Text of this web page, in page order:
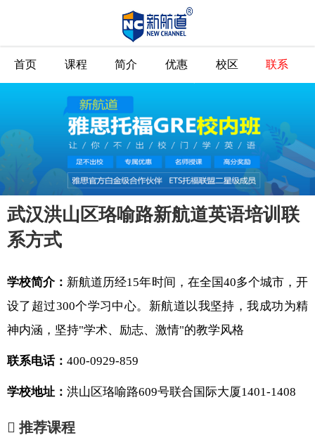
首页 课程 简介 优惠 校区 联系
武汉洪山区珞喻路新航道英语培训联
系方式
学校简介： 新航道历经15年时间，在全国40多个城市，开
设了超过300个学习中心。新航道以我坚持，我成功为精
神内涵，坚持"学术、励志、激情"的教学风格
联系电话： 400-0929-859
学校地址： 洪山区珞喻路609号联合国际大厦1401-1408
推荐课程